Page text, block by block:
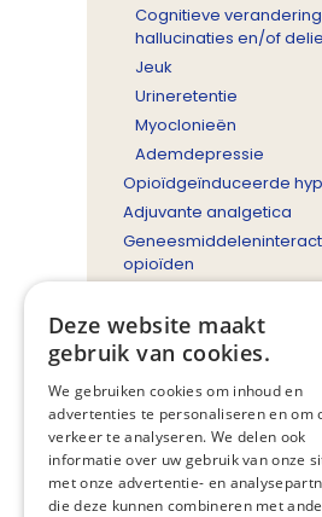
Cognitieve
hallucinaties en/of
Jeuk
Urineretentie
Myoclonieën
Ademdepressie
Opioïdgeïnduceerde
Adjuvante analgetica
opioïden
Speciale
Beslisboom
Referenties
Bijlagen
Deze website maakt
gebruik van cookies.
We gebruiken cookies om inhoud en
advertenties te personaliseren en om
verkeer te analyseren. We delen ook
informatie over uw gebruik van onze
met onze advertentie- en
die deze kunnen combineren met